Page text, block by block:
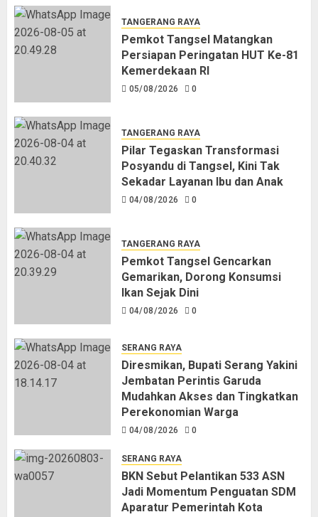
1
2
Pilar Tegaskan Transformasi
Posyandu di Tangsel, Kini Tak
Sekadar Layanan Ibu dan Anak
3
Pemkot Tangsel Gencarkan
Gemarikan, Dorong Konsumsi
Ikan Sejak Dini
4
Diresmikan, Bupati Serang Yakini
Jembatan Perintis Garuda
Mudahkan Akses dan Tingkatkan
04/08/2026
5
BKN Sebut Pelantikan 533 ASN
Jadi Momentum Penguatan SDM
Aparatur Pemerintah Kota
Serang
04/08/2026
TANGERANG RAYA
Pemkot Tangsel Matangkan
Persiapan Peringatan HUT Ke-81
Kemerdekaan RI
05/08/2026 0
TANGERANG RAYA
Pilar Tegaskan Transformasi
Posyandu di Tangsel, Kini Tak
Sekadar Layanan Ibu dan Anak
04/08/2026 0
TANGERANG RAYA
Pemkot Tangsel Gencarkan
Gemarikan, Dorong Konsumsi
Ikan Sejak Dini
04/08/2026 0
SERANG RAYA
Diresmikan, Bupati Serang Yakini
Jembatan Perintis Garuda
Mudahkan Akses dan Tingkatkan
Perekonomian Warga
04/08/2026 0
SERANG RAYA
BKN Sebut Pelantikan 533 ASN
Jadi Momentum Penguatan SDM
Aparatur Pemerintah Kota